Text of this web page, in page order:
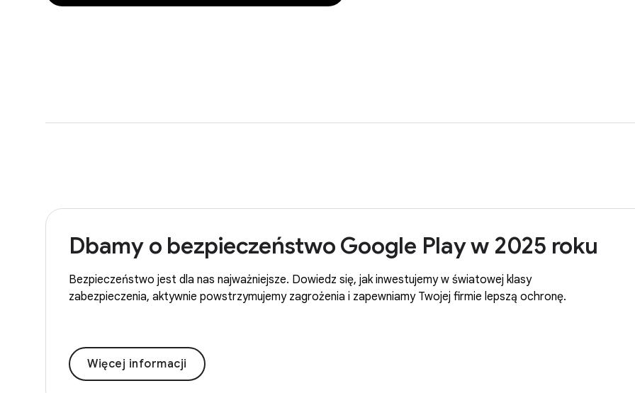
Dbamy o bezpieczeństwo Google Play w 2025 roku
Bezpieczeństwo jest dla nas najważniejsze. Dowiedz się, jak inwestujemy w światowej klasy
zabezpieczenia, aktywnie powstrzymujemy zagrożenia i zapewniamy Twojej firmie lepszą ochronę.
Więcej informacji